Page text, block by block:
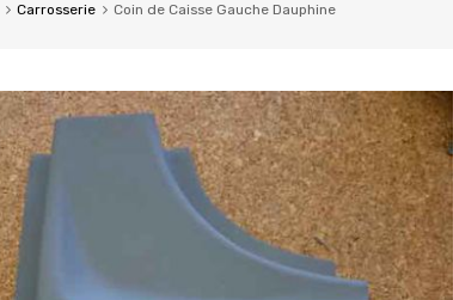
Carrosserie Coin de Caisse Gauche Dauphine